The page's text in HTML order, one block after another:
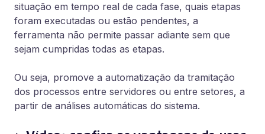
situação em tempo real de cada fase, quais etapas
foram executadas ou estão pendentes, a
ferramenta não permite passar adiante sem que
sejam cumpridas todas as etapas.
Ou seja, promove a automatização da tramitação
dos processos entre servidores ou entre setores, a
partir de análises automáticas do sistema.